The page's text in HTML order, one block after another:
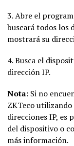
3. Abre el
buscará todos los
mostrará su
4. Busca el
dirección IP.
Nota: Si no
ZKTeco utilizando
direcciones IP, es
del dispositivo o
más información.